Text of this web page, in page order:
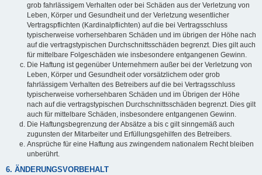
grob fahrlässigem Verhalten oder bei Schäden aus der Verletzung von
Leben, Körper und Gesundheit und der Verletzung wesentlicher
Vertragspflichten (Kardinalpflichten) auf die bei Vertragsschluss
typischerweise vorhersehbaren Schäden und im übrigen der Höhe nach
auf die vertragstypischen Durchschnittsschäden begrenzt. Dies gilt auch
für mittelbare Folgeschäden wie insbesondere entgangenen Gewinn.
Die Haftung ist gegenüber Unternehmern außer bei der Verletzung von
Leben, Körper und Gesundheit oder vorsätzlichem oder grob
fahrlässigem Verhalten des Betreibers auf die bei Vertragsschluss
typischerweise vorhersehbaren Schäden und im Übrigen der Höhe
nach auf die vertragstypischen Durchschnittsschäden begrenzt. Dies gilt
auch für mittelbare Schäden, insbesondere entgangenen Gewinn.
Die Haftungsbegrenzung der Absätze a bis c gilt sinngemäß auch
zugunsten der Mitarbeiter und Erfüllungsgehilfen des Betreibers.
Ansprüche für eine Haftung aus zwingendem nationalem Recht bleiben
unberührt.
6. ÄNDERUNGSVORBEHALT